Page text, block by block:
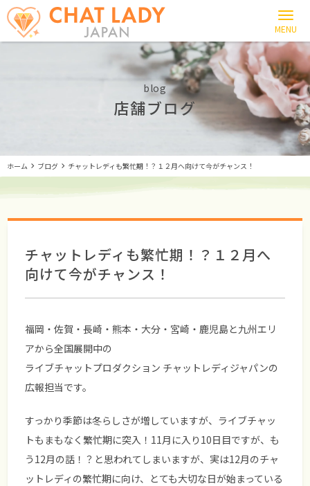
blog
店舗ブログ
ホーム ブログ チャットレディも繁忙期！？１２月へ向けて今がチャンス！
チャットレディも繁忙期！？１２月へ
向けて今がチャンス！
福岡・佐賀・長崎・熊本・大分・宮崎・鹿児島と九州エリ
アから全国展開中の
ライブチャットプロダクション チャットレディジャパンの
広報担当です。
すっかり季節は冬らしさが増していますが、ライブチャッ
トもまもなく繁忙期に突入！11月に入り10日目ですが、も
う12月の話！？と思われてしまいますが、実は12月のチャ
ットレディの繁忙期に向け、とても大切な日が始まっている